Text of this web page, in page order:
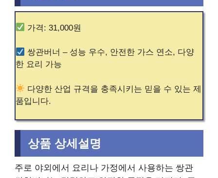
가격: 31,000원
쌍관버너 – 성능 우수, 안전한 가스 연소, 다양
한 요리 가능
다양한 산업 규격을 충족시키는 믿을 수 있는 제
품입니다.
상품 상세설명
주로 야외에서 요리나 가정에서 사용하는 쌍관